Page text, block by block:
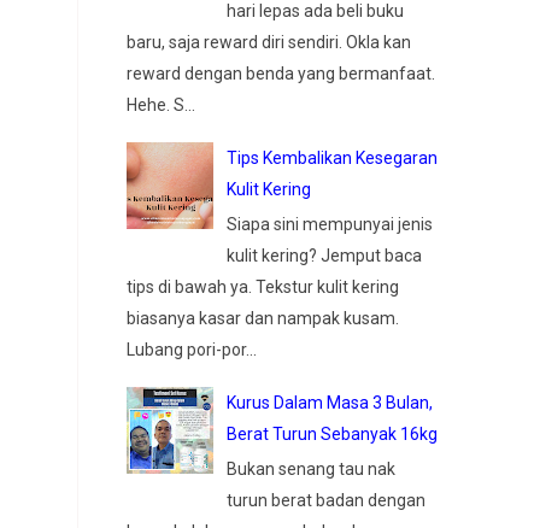
hari lepas ada beli buku
baru, saja reward diri sendiri. Okla kan
reward dengan benda yang bermanfaat.
Hehe. S...
Tips Kembalikan Kesegaran
Kulit Kering
Siapa sini mempunyai jenis
kulit kering? Jemput baca
tips di bawah ya. Tekstur kulit kering
biasanya kasar dan nampak kusam.
Lubang pori-por...
Kurus Dalam Masa 3 Bulan,
Berat Turun Sebanyak 16kg
Bukan senang tau nak
turun berat badan dengan